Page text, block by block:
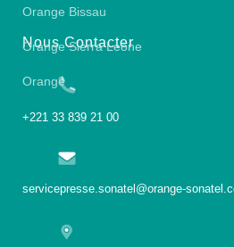
Orange Bissau
Orange Sierra Leone
Orange
Nous Contacter
+221 33 839 21 00
servicepresse.sonatel@orange-